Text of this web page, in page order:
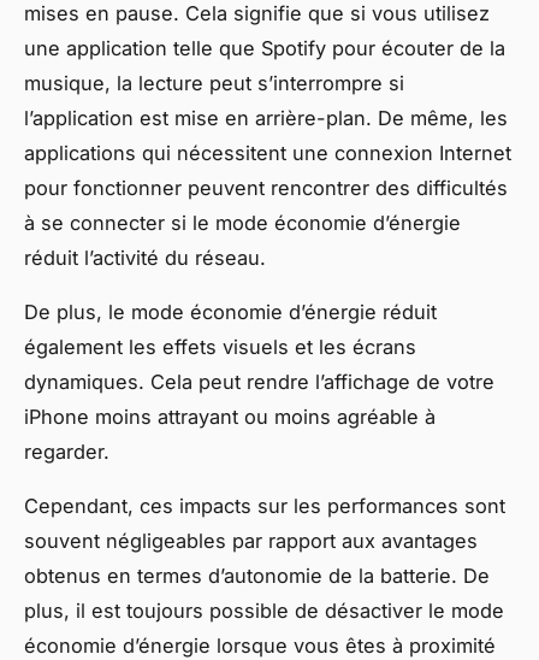
mises en pause. Cela signifie que si vous utilisez
une application telle que Spotify pour écouter de la
musique, la lecture peut s’interrompre si
l’application est mise en arrière-plan. De même, les
applications qui nécessitent une connexion Internet
pour fonctionner peuvent rencontrer des difficultés
à se connecter si le mode économie d’énergie
réduit l’activité du réseau.
De plus, le mode économie d’énergie réduit
également les effets visuels et les écrans
dynamiques. Cela peut rendre l’affichage de votre
iPhone moins attrayant ou moins agréable à
regarder.
Cependant, ces impacts sur les performances sont
souvent négligeables par rapport aux avantages
obtenus en termes d’autonomie de la batterie. De
plus, il est toujours possible de désactiver le mode
économie d’énergie lorsque vous êtes à proximité